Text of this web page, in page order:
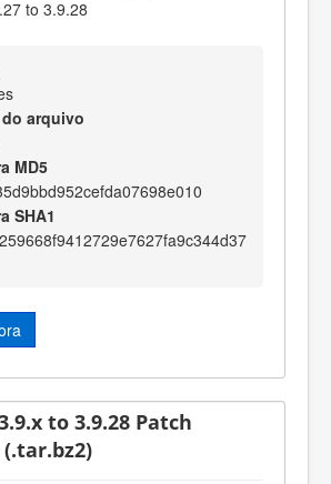
to 3.9.28
arquivo
MD5
SHA1
to 3.9.28 Patch
(.tar.bz2)